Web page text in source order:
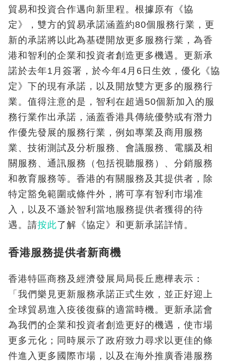
貿易和投資合作邁向新里程。根據原有《協
定》，雙方的貿易承諾涵蓋約80個服務行業，更
新的承諾將以此為基礎開放更多服務行業，為香
港和智利的企業和投資者創造更多機遇。更新承
諾於去年1月簽署，於今年4月6日生效，優化《協
定》下的現有承諾，以及開放雙方更多的服務行
業。值得注意的是，智利在超過50個新加入的服
務行業作出承諾，涵蓋香港具傳統優勢或有潛力
作優先發展的服務行業，例如專業及商用服務
業、技術測試及分析服務、會議服務、電腦及相
關服務、通訊服務（包括視聽服務）、分銷服務
和教育服務等。香港的有關服務及其提供者，除
特定豁免範圍或條件外，將可享有智利市場准
入，以及不遜於智利當地服務提供者獲得的待
遇。請按此了解《協定》和更新承諾詳情。
香港服務提供者新商機
香港特區商務及經濟發展局局長丘應樺表示：
「我們樂見更新服務承諾正式生效，並正好迎上
全球貿易進入疫後復蘇的適當時機。更新承諾會
為我們的企業和投資者創造更好的機遇，使市場
更多元化；同時展示了政府致力尋求以更佳的條
件進入更多國際市場，以及在海外推廣香港服務